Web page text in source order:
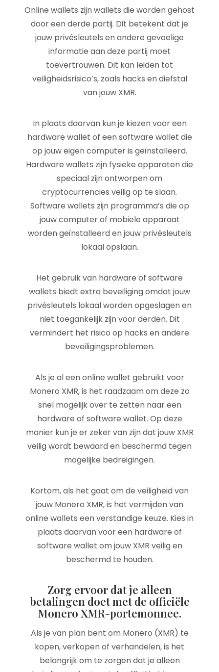
Online wallets zijn wallets die worden gehost
door een derde partij. Dit betekent dat je
jouw privésleutels en andere gevoelige
informatie aan deze partij moet
toevertrouwen. Dit kan leiden tot
veiligheidsrisico’s, zoals hacks en diefstal
van jouw XMR.
In plaats daarvan kun je kiezen voor een
hardware wallet of een software wallet die
op jouw eigen computer is geïnstalleerd.
Hardware wallets zijn fysieke apparaten die
speciaal zijn ontworpen om
cryptocurrencies veilig op te slaan.
Software wallets zijn programma’s die op
jouw computer of mobiele apparaat
worden geïnstalleerd en jouw privésleutels
lokaal opslaan.
Het gebruik van hardware of software
wallets biedt extra beveiliging omdat jouw
privésleutels lokaal worden opgeslagen en
niet toegankelijk zijn voor derden. Dit
vermindert het risico op hacks en andere
beveiligingsproblemen.
Als je al een online wallet gebruikt voor
Monero XMR, is het raadzaam om deze zo
snel mogelijk over te zetten naar een
hardware of software wallet. Op deze
manier kun je er zeker van zijn dat jouw XMR
veilig wordt bewaard en beschermd tegen
mogelijke bedreigingen.
Kortom, als het gaat om de veiligheid van
jouw Monero XMR, is het vermijden van
online wallets een verstandige keuze. Kies in
plaats daarvan voor een hardware of
software wallet om jouw XMR veilig en
beschermd te houden.
Zorg ervoor dat je alleen
betalingen doet met de officiële
Monero XMR-portemonnee.
Als je van plan bent om Monero (XMR) te
kopen, verkopen of verhandelen, is het
belangrijk om te zorgen dat je alleen